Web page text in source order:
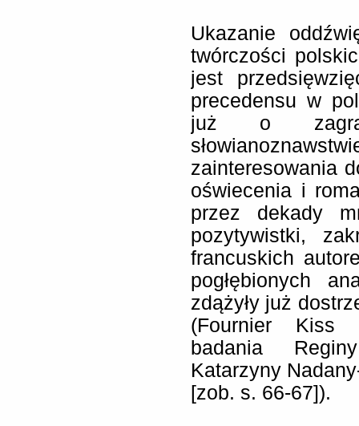
Ukazanie
twórczości
jest
precedensu w
już o
zainteresowania
oświecenia i
przez dekady
pozytywistki,
francuskich
pogłębionych
zdążyły już
(Fournier Kiss
badania
Katarzyny
[zob. s. 66-67]).